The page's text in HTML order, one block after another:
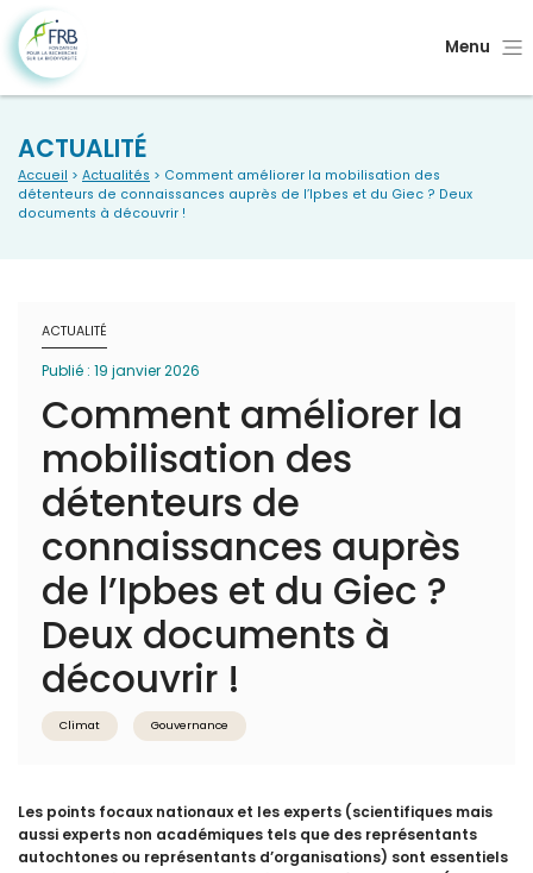
Menu
ACTUALITÉ
Accueil > Actualités > Comment améliorer la mobilisation des
détenteurs de connaissances auprès de l’Ipbes et du Giec ? Deux
documents à découvrir !
ACTUALITÉ
Publié : 19 janvier 2026
Comment améliorer la
mobilisation des
détenteurs de
connaissances auprès
de l’Ipbes et du Giec ?
Deux documents à
découvrir !
Climat Gouvernance
Les points focaux nationaux et les experts (scientifiques mais
aussi experts non académiques tels que des représentants
autochtones ou représentants d’organisations) sont essentiels